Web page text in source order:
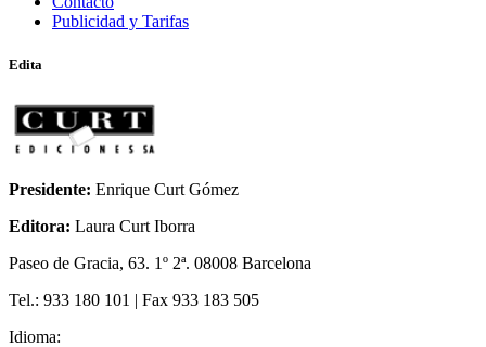
Publicidad y Tarifas
Edita
Presidente: Enrique Curt Gómez
Editora: Laura Curt Iborra
Paseo de Gracia, 63. 1º 2ª. 08008 Barcelona
Tel.: 933 180 101 | Fax 933 183 505
Idioma: